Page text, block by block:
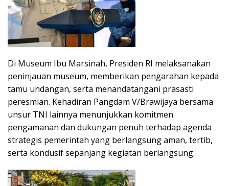
Di Museum Ibu Marsinah, Presiden RI melaksanakan
peninjauan museum, memberikan pengarahan kepada
tamu undangan, serta menandatangani prasasti
peresmian. Kehadiran Pangdam V/Brawijaya bersama
unsur TNI lainnya menunjukkan komitmen
pengamanan dan dukungan penuh terhadap agenda
strategis pemerintah yang berlangsung aman, tertib,
serta kondusif sepanjang kegiatan berlangsung.